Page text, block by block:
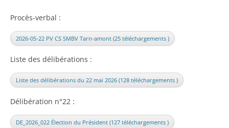
Procès-verbal :
2026-05-22 PV CS SMBV Tarn-amont (25 téléchargements )
Liste des délibérations :
Liste des délibérations du 22 mai 2026 (128 téléchargements )
Délibération n°22 :
DE_2026_022 Élection du Président (127 téléchargements )